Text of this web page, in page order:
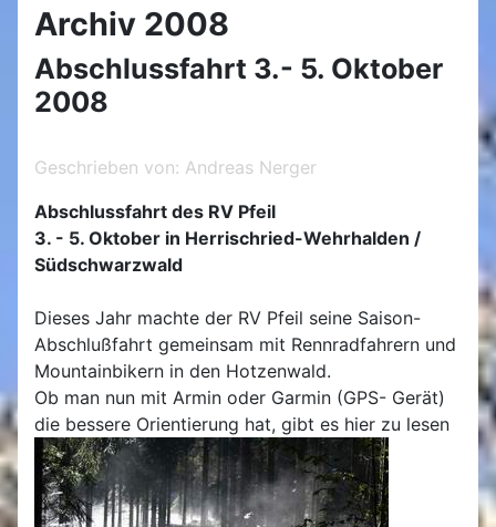
Archiv 2008
Abschlussfahrt 3.- 5. Oktober
2008
Geschrieben von: Andreas Nerger
Abschlussfahrt des RV Pfeil
3. - 5. Oktober in Herrischried-Wehrhalden /
Südschwarzwald
Dieses Jahr machte der RV Pfeil seine Saison-
Abschlußfahrt gemeinsam mit Rennradfahrern und
Mountainbikern in den Hotzenwald.
Ob man nun mit Armin oder Garmin (GPS- Gerät)
die bessere Orientierung hat, gibt es hier zu lesen